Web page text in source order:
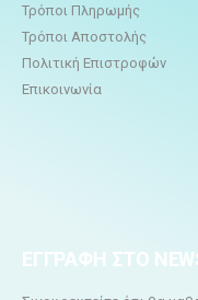
Τρόποι Πληρωμής
Τρόποι Αποστολής
Πολιτική Επιστροφών
Επικοινωνία
ΕΓΓΡΑΦΗ ΣΤΟ